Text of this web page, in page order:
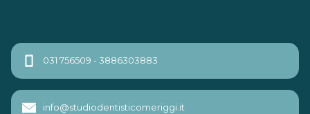
031 756509 - 3886303883
info@studiodentisticomeriggi.it